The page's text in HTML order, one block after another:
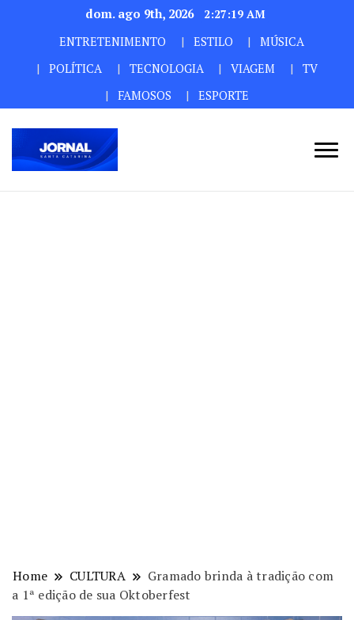
dom. ago 9th, 2026
2:27:21 AM
ENTRETENIMENTO
ESTILO
MÚSICA
POLÍTICA
TECNOLOGIA VIAGEM
TV
FAMOSOS
ESPORTE
Home CULTURA
Gramado brinda à tradição com
a 1ª edição de sua Oktoberfest